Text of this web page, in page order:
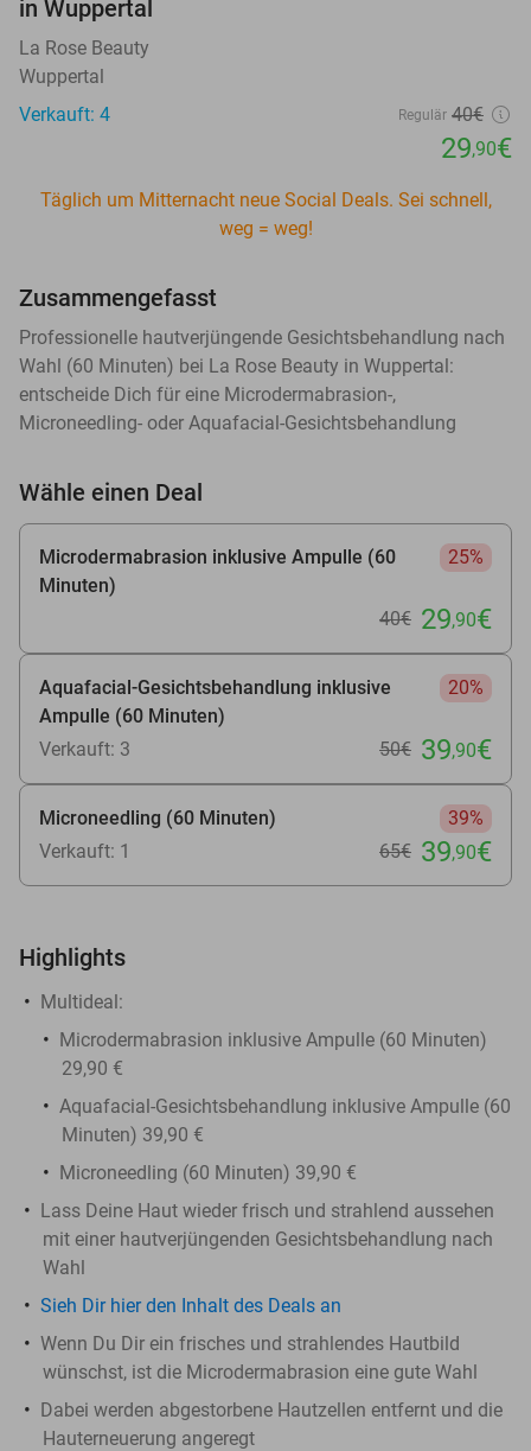
in Wuppertal
La Rose Beauty
Wuppertal
Verkauft: 4
Regulär 40€
29,90€
Täglich um Mitternacht neue Social Deals. Sei schnell,
weg = weg!
Zusammengefasst
Professionelle hautverjüngende Gesichtsbehandlung nach
Wahl (60 Minuten) bei La Rose Beauty in Wuppertal:
entscheide Dich für eine Microdermabrasion-,
Microneedling- oder Aquafacial-Gesichtsbehandlung
Wähle einen Deal
Microdermabrasion inklusive Ampulle (60
Minuten)
25%
40€ 29,90€
Aquafacial-Gesichtsbehandlung inklusive
Ampulle (60 Minuten)
20%
Verkauft: 3 50€ 39,90€
Microneedling (60 Minuten)
39%
Verkauft: 1
65€ 39,90€
Highlights
Multideal:
Microdermabrasion inklusive Ampulle (60 Minuten)
29,90 €
Aquafacial-Gesichtsbehandlung inklusive Ampulle (60
Minuten) 39,90 €
Microneedling (60 Minuten) 39,90 €
Lass Deine Haut wieder frisch und strahlend aussehen
mit einer hautverjüngenden Gesichtsbehandlung nach
Wahl
Sieh Dir hier den Inhalt des Deals an
Wenn Du Dir ein frisches und strahlendes Hautbild
wünschst, ist die Microdermabrasion eine gute Wahl
Dabei werden abgestorbene Hautzellen entfernt und die
Hauterneuerung angeregt